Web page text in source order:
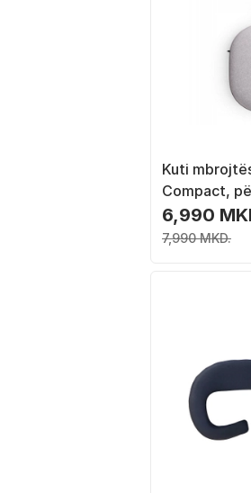
Kuti
Compact,
3S, gri
6,990
7,990 MKD.